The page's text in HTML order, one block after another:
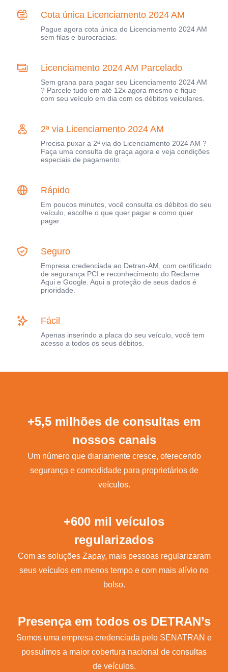
Cota única Licenciamento 2024 AM
Pague agora cota única do Licenciamento 2024 AM
sem filas e burocracias.
Licenciamento 2024 AM Parcelado
Sem grana para pagar seu Licenciamento 2024 AM
? Parcele tudo em até 12x agora mesmo e fique
com seu veículo em dia com os débitos veiculares.
2ª via Licenciamento 2024 AM
Precisa puxar a 2ª via do Licenciamento 2024 AM ?
Faça uma consulta de graça agora e veja condições
especiais de pagamento.
Rápido
Em poucos minutos, você consulta os débitos do seu
veículo, escolhe o que quer pagar e como quer
pagar.
Seguro
Empresa credenciada ao Detran-AM, com certificado
de segurança PCI e reconhecimento do Reclame
Aqui e Google. Aqui a proteção de seus dados é
prioridade.
Fácil
Apenas inserindo a placa do seu veículo, você tem
acesso a todos os seus débitos.
+5,5 milhões de consultas em
nossos canais
Um número que diariamente cresce, oferecendo
segurança e comodidade para proprietários de
veículos.
+600 mil veículos
regularizados
Com as soluções Zapay, mais pessoas regularizaram
seus veículos em menos tempo e com mais alívio no
bolso.
Presença em todos os DETRAN’s
Somos uma empresa credenciada pelo SENATRAN e
possuímos a maior cobertura nacional de consultas
de veículos.